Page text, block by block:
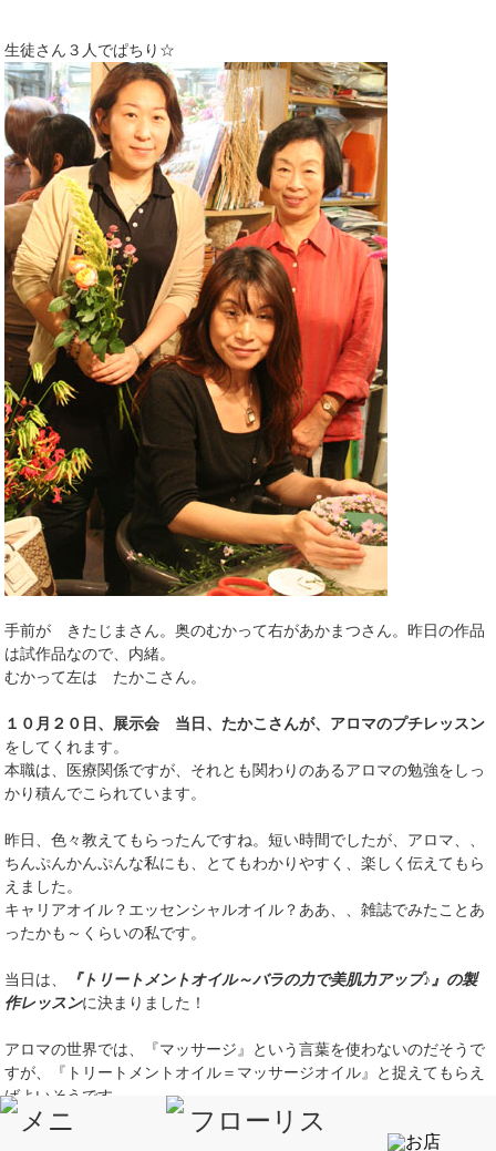
生徒さん３人でぱちり☆
手前が きたじまさん。奥のむかって右があかまつさん。昨日の作品
は試作品なので、内緒。
むかって左は たかこさん。
１０月２０日、展示会 当日、たかこさんが、アロマのプチレッスン
をしてくれます。
本職は、医療関係ですが、それとも関わりのあるアロマの勉強をしっ
かり積んでこられています。
昨日、色々教えてもらったんですね。短い時間でしたが、アロマ、、
ちんぷんかんぷんな私にも、とてもわかりやすく、楽しく伝えてもら
えました。
キャリアオイル？エッセンシャルオイル？ああ、、雑誌でみたことあ
ったかも～くらいの私です。
当日は、
『トリートメントオイル～バラの力で美肌力アップ♪』の製
作レッスンに決まりました！
アロマの世界では、『マッサージ』という言葉を使わないのだそうで
すが、『トリートメントオイル＝マッサージオイル』と捉えてもらえ
ばよいそうです。
冬に向って、乾燥も気になる季節。スキな香りに包まれながら、ゆっ
たり くつろぎ、精油の効果をからだのなかに、とりいれてみません